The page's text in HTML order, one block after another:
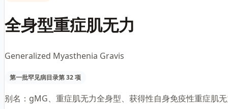
全身型重症肌无力
Generalized Myasthenia Gravis
第一批罕见病目录第 32 项
别名： gMG、重症肌无力全身型、获得性自身免疫性重症肌